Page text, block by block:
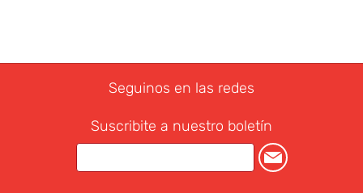
Seguinos en las redes
Suscribite a nuestro boletín